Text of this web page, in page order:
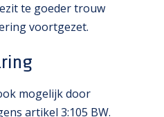
te goeder trouw
voortgezet.
mogelijk door
artikel 3:105 BW.